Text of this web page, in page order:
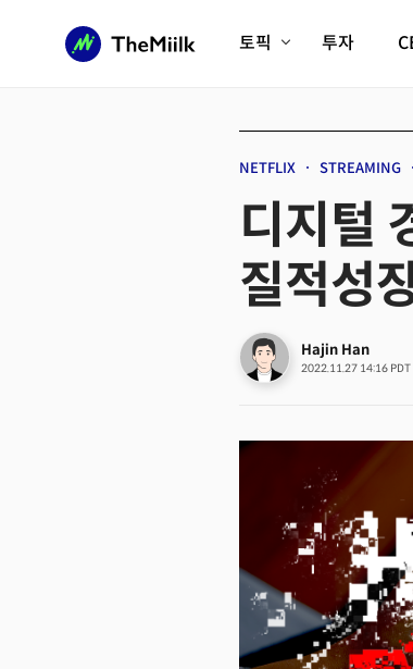
토픽
AX비즈니스혁명 미래 교육/
전체 기사 보기
투자
NETFLIX STREAMING
디지털
질적성
Hajin Han
2022.11.27 14:16 PDT